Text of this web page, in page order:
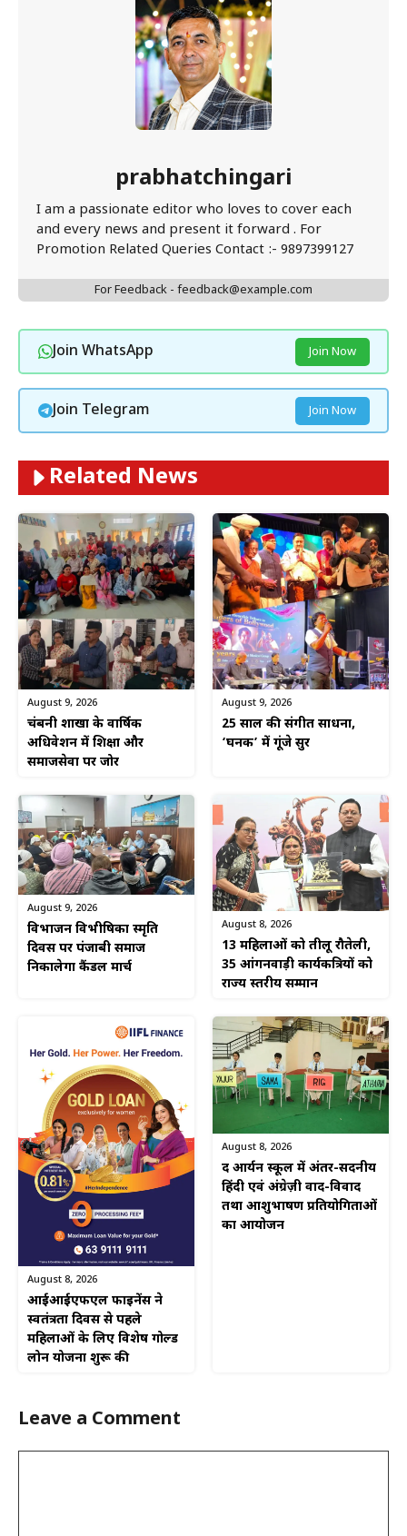
prabhatchingari
I am a passionate editor who loves to cover each
and every news and present it forward . For
Promotion Related Queries Contact :- 9897399127
For Feedback - feedback@example.com
Join WhatsApp Join Now
Join Telegram Join Now
Related News
August 9, 2026
चंद्रबनी शाखा के वार्षिक
अधिवेशन में शिक्षा और
समाजसेवा पर जोर
August 9, 2026
25 साल की संगीत साधना,
‘घनक’ में गूंजे सुर
August 9, 2026
विभाजन विभीषिका स्मृति
दिवस पर पंजाबी समाज
निकालेगा कैंडल मार्च
August 8, 2026
13 महिलाओं को तीलू रौतेली,
35 आंगनवाड़ी कार्यकत्रियों को
राज्य स्तरीय सम्मान
August 8, 2026
आईआईएफएल फाइनेंस ने
स्वतंत्रता दिवस से पहले
महिलाओं के लिए विशेष गोल्ड
लोन योजना शुरू की
August 8, 2026
द आर्यन स्कूल में अंतर-सदनीय
हिंदी एवं अंग्रेज़ी वाद-विवाद
तथा आशुभाषण प्रतियोगिताओं
का आयोजन
Leave a Comment